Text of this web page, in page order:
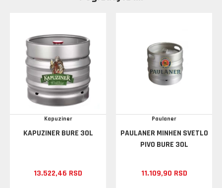
Kapuziner
KAPUZINER BURE 30L
13.522,46 RSD
Paulaner
PAULANER MINHEN SVETLO
PIVO BURE 30L
11.109,90 RSD